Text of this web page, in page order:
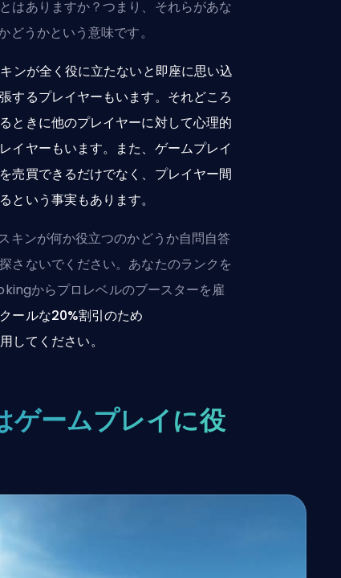
はありますか？つまり、それらがあな
どうかという意味です。
ンが全く役に立たないと即座に思い込
するプレイヤーもいます。それどころ
ときに他のプレイヤーに対して心理的
イヤーもいます。また、ゲームプレイ
売買できるだけでなく、プレイヤー間
という事実もあります。
キンが何か役立つのかどうか自問自答
さないでください。あなたのランクを
からプロレベルのブースターを雇
クールな20%割引のため
てください。
ゲームプレイに役